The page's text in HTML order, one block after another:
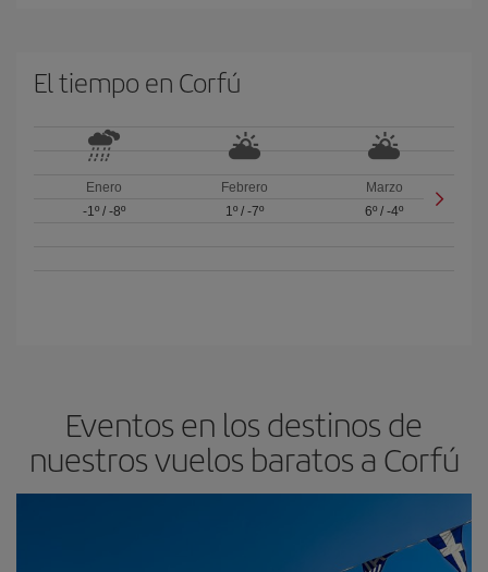
El tiempo en Corfú
Enero
-1º/ -8º
Febrero
1º/ -7º
Marzo
6º /-4º
Eventos en los destinos de
nuestros vuelos baratos a Corfú